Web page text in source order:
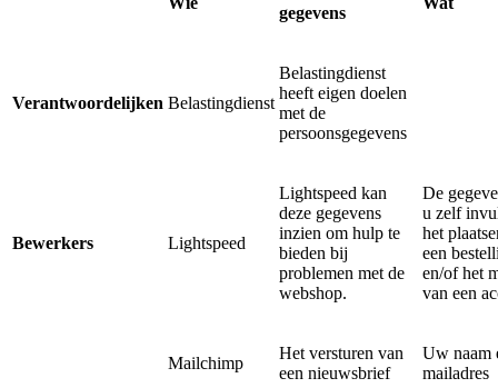
gegevens
Verantwoordelijken Belastingdienst
Belastingdienst
heeft eigen doelen
met de
persoonsgegevens
Bewerkers Lightspeed
Lightspeed kan
deze gegevens
inzien om hulp te
bieden bij
problemen met de
webshop.
De
u zelf
het
een
en/of het
van een
Mailchimp
Het versturen van
een nieuwsbrief
Uw naam
mailadres